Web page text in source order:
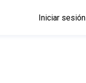
Iniciar sesión